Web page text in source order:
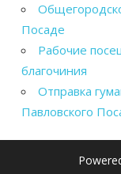
Посаде
Рабочие
благочиния
Отправка
Павловского